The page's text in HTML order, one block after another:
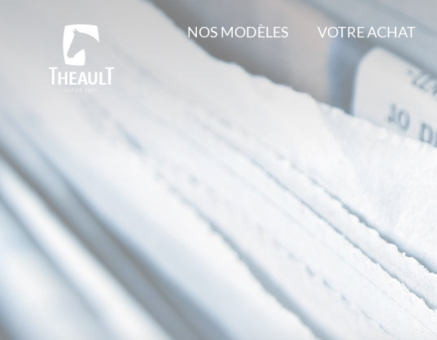
NOS MODÈLES VOTRE ACHAT